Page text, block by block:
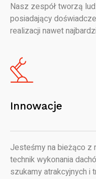
Nasz zespół tworzą
posiadający
realizacji nawet
Innowacje
Jesteśmy na bieżąco z
technik wykonania
szukamy atrakcyjnych i